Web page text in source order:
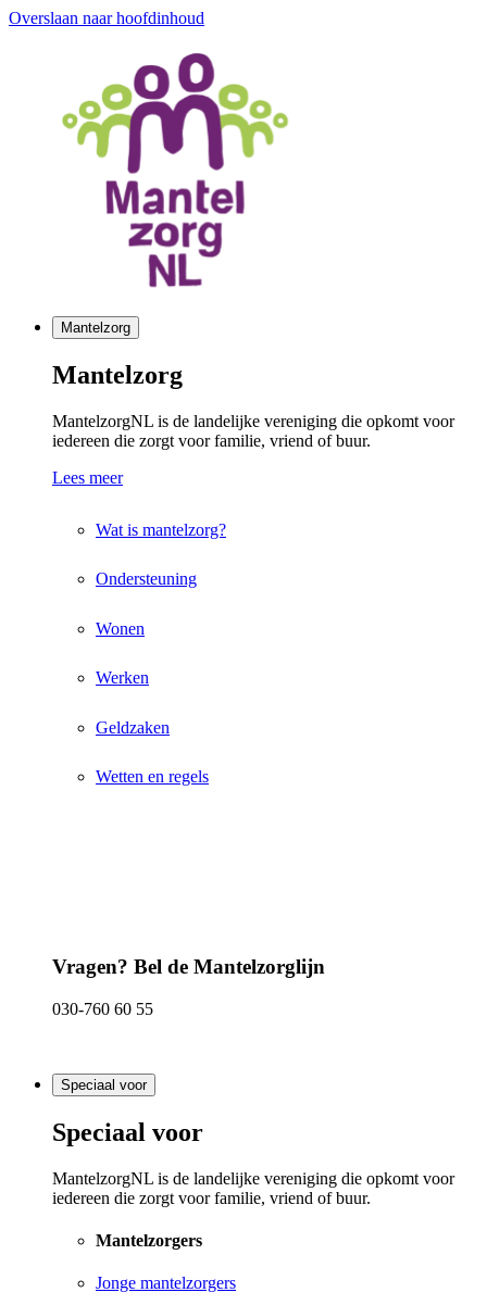
Overslaan naar hoofdinhoud
Mantelzorg
Mantelzorg
MantelzorgNL is de landelijke vereniging die opkomt voor
iedereen die zorgt voor familie, vriend of buur.
Lees meer
Wat is mantelzorg?
Ondersteuning
Wonen
Werken
Geldzaken
Wetten en regels
Vragen? Bel de Mantelzorglijn
030-760 60 55
Speciaal voor
Speciaal voor
MantelzorgNL is de landelijke vereniging die opkomt voor
iedereen die zorgt voor familie, vriend of buur.
Mantelzorgers
Jonge mantelzorgers